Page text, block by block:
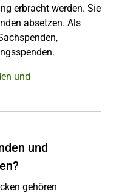
erbracht werden. Sie
absetzen. Als
und
und
gehören